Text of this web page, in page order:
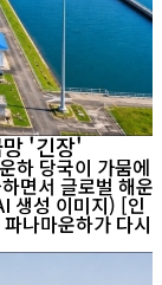
망 '긴장'
하 당국이 가뭄에
면서 글로벌 해운
성 이미지) [인
나마운하가 다시